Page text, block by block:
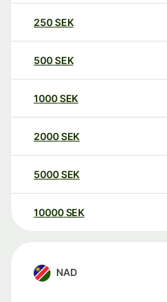
250SEK
500SEK
1000SEK
2000SEK
5000SEK
10000 SEK
NAD